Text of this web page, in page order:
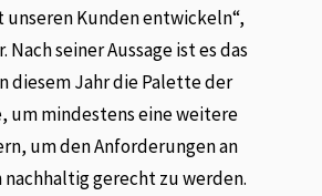
unseren Kunden entwickeln“,
seiner Aussage ist es das
diesem Jahr die Palette der
um mindestens eine weitere
um den Anforderungen an
gerecht zu werden.